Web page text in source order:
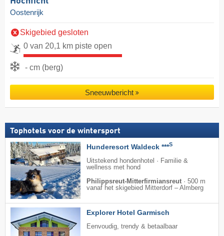
Oostenrijk
Skigebied gesloten
0 van 20,1 km piste open
- cm (berg)
Sneeuwbericht
Tophotels voor de wintersport
Hunderesort Waldeck ***S
Uitstekend hondenhotel · Familie &
wellness met hond
Philippsreut-Mitterfirmiansreut · 500 m
vanaf het skigebied Mitterdorf – Almberg
Explorer Hotel Garmisch
Eenvoudig, trendy & betaalbaar